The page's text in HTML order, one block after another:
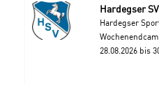
Hardegser SV
Hardegser
28.08.2026 bis